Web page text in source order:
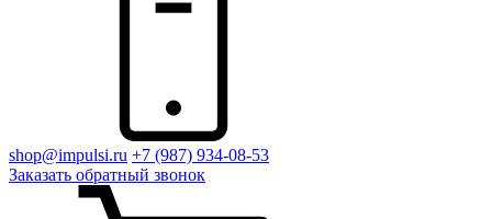
shop@impulsi.ru +7 (987) 934-08-53
Заказать обратный звонок